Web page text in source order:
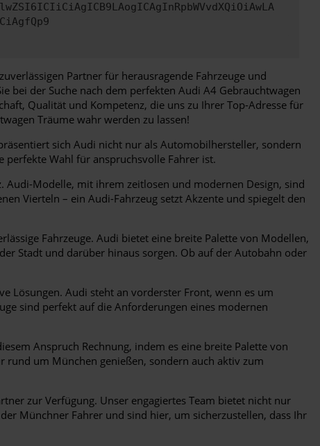
Partner für herausragende Fahrzeuge und
bei der Suche nach dem perfekten Audi A4 Gebrauchtwagen
Qualität und Kompetenz, die uns zu Ihrer Top-Adresse für
Träume wahr werden zu lassen!
sich Audi nicht nur als Automobilhersteller, sondern
perfekte Wahl für anspruchsvolle Fahrer ist.
Audi-Modelle, mit ihrem zeitlosen und modernen Design, sind
Vierteln – ein Audi-Fahrzeug setzt Akzente und spiegelt den
Fahrzeuge. Audi bietet eine breite Palette von Modellen,
Stadt und darüber hinaus sorgen. Ob auf der Autobahn oder
Lösungen. Audi steht an vorderster Front, wenn es um
sind perfekt auf die Anforderungen eines modernen
Anspruch Rechnung, indem es eine breite Palette von
um München genießen, sondern auch aktiv zum
zur Verfügung. Unser engagiertes Team bietet nicht nur
Münchner Fahrer und sind hier, um sicherzustellen, dass Ihr